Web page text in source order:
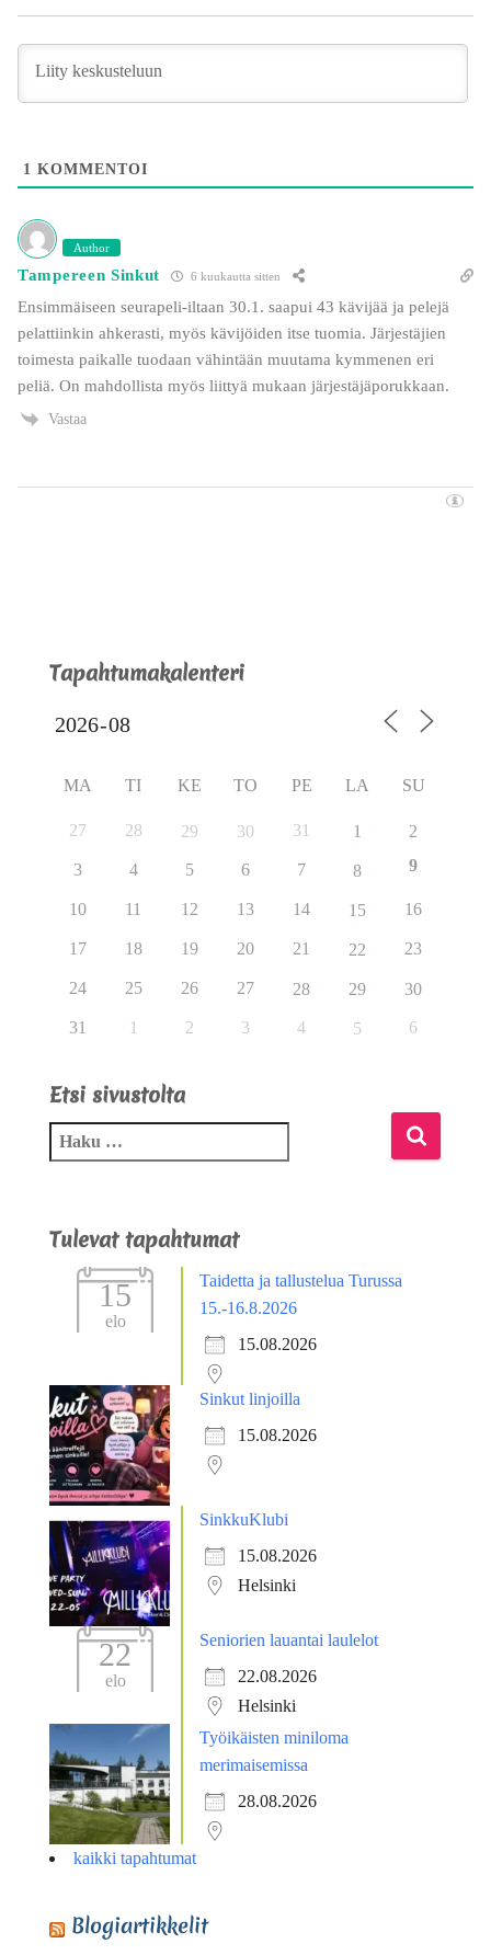
1 KOMMENTOI
Author
Tampereen Sinkut 6 kuukautta sitten
Ensimmäiseen seurapeli-iltaan 30.1. saapui 43 kävijää ja pelejä
pelattiinkin ahkerasti, myös kävijöiden itse tuomia. Järjestäjien
toimesta paikalle tuodaan vähintään muutama kymmenen eri
peliä. On mahdollista myös liittyä mukaan järjestäjäporukkaan.
Vastaa
Tapahtumakalenteri
MA TI KE TO PE LA SU
27 28 29 30 31 1 2
3 4 5 6 7 8 9
10 11 12 13 14 15 16
17 18 19 20 21 22 23
24 25 26 27 28 29 30
31 1 2 3 4 5 6
Etsi sivustolta
Tulevat tapahtumat
15
elo
Taidetta ja tallustelua Turussa
15.-16.8.2026
15.08.2026
Sinkut linjoilla
15.08.2026
SinkkuKlubi
15.08.2026
Helsinki
22
elo
Seniorien lauantai laulelot
22.08.2026
Helsinki
Työikäisten miniloma
merimaisemissa
28.08.2026
kaikki tapahtumat
Blogiartikkelit